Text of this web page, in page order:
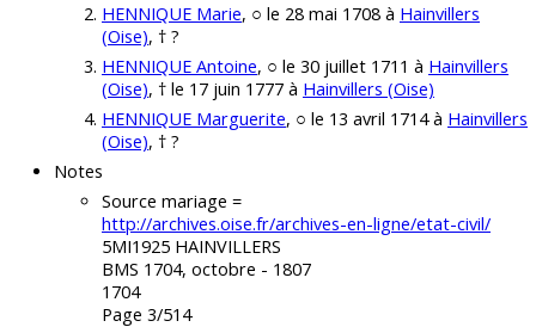
HENNIQUE Marie, ○ le 28 mai 1708 à Hainvillers
(Oise), † ?
HENNIQUE Antoine, ○ le 30 juillet 1711 à Hainvillers
(Oise), † le 17 juin 1777 à Hainvillers (Oise)
HENNIQUE Marguerite, ○ le 13 avril 1714 à Hainvillers
(Oise), † ?
Notes
Source mariage =
http://archives.oise.fr/archives-en-ligne/etat-civil/
5MI1925 HAINVILLERS
BMS 1704, octobre - 1807
1704
Page 3/514